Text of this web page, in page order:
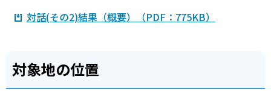
対話(その2)結果（概要）（PDF：775KB）
対象地の位置